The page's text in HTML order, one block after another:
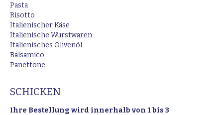
Pasta
Risotto
Italienischer Käse
Italienische Wurstwaren
Italienisches Olivenöl
Balsamico
Panettone
SCHICKEN
Ihre Bestellung wird innerhalb von 1 bis 3